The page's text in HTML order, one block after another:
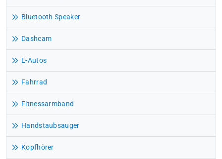
Bluetooth Speaker
Dashcam
E-Autos
Fahrrad
Fitnessarmband
Handstaubsauger
Kopfhörer